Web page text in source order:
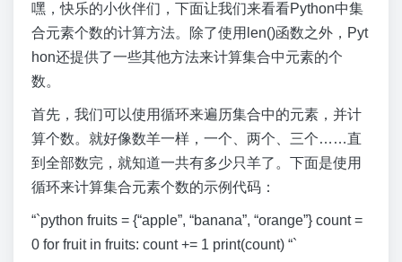
嘿，快乐的小伙伴们，下面让我们来看看Python中集
合元素个数的计算方法。除了使用len()函数之外，Pyt
hon还提供了一些其他方法来计算集合中元素的个
数。
首先，我们可以使用循环来遍历集合中的元素，并计
算个数。就好像数羊一样，一个、两个、三个……直
到全部数完，就知道一共有多少只羊了。下面是使用
循环来计算集合元素个数的示例代码：
“`python fruits = {“apple”, “banana”, “orange”} count =
0 for fruit in fruits: count += 1 print(count) “`